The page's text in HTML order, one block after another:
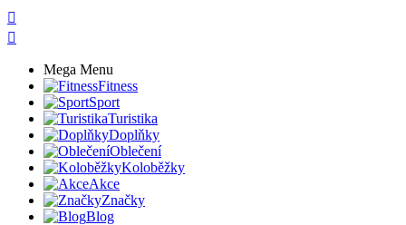


Mega Menu
Fitness
Sport
Turistika
Doplňky
Oblečení
Koloběžky
Akce
Značky
Blog